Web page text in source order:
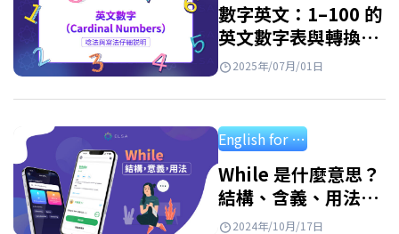
數字英文：1–100 的
英文數字表與轉換方
式2025年/07月/01日
English for starter
While 是什麼意思？
結構、含義、用法及
附答案練習
2024年/10月/17日